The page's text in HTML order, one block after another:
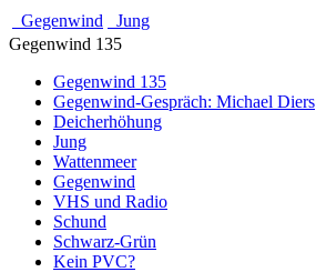
Gegenwind
Jung
Gegenwind 135
Gegenwind 135
Gegenwind-Gespräch: Michael Diers
Deicherhöhung
Jung
Wattenmeer
Gegenwind
VHS und Radio
Schund
Schwarz-Grün
Kein PVC?